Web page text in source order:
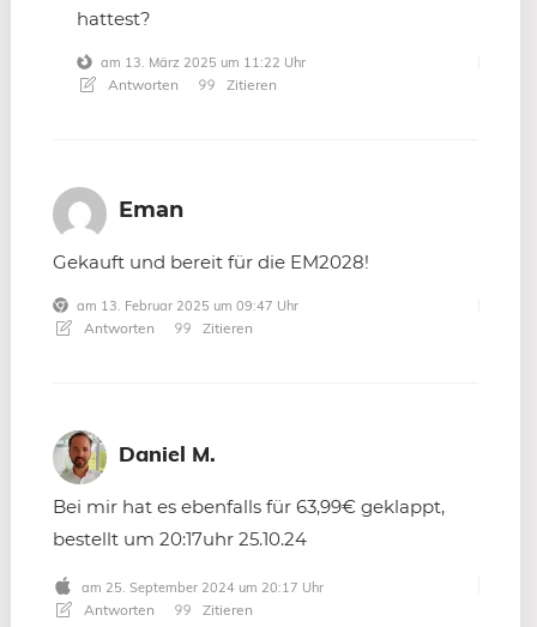
hattest?
am 13. März 2025 um 11:22 Uhr
Antworten Zitieren
Eman
Gekauft und bereit für die EM2028!
am 13. Februar 2025 um 09:47 Uhr
Antworten Zitieren
Daniel M.
Bei mir hat es ebenfalls für 63,99€ geklappt,
bestellt um 20:17uhr 25.10.24
am 25. September 2024 um 20:17 Uhr
Antworten Zitieren